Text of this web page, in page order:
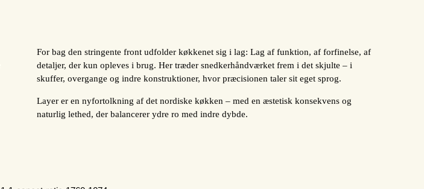
For bag den stringente front udfolder køkkenet sig i lag: Lag af funktion, af forfinelse, af
detaljer, der kun opleves i brug. Her træder snedkerhåndværket frem i det skjulte – i
skuffer, overgange og indre konstruktioner, hvor præcisionen taler sit eget sprog.
Layer er en nyfortolkning af det nordiske køkken – med en æstetisk konsekvens og
naturlig lethed, der balancerer ydre ro med indre dybde.